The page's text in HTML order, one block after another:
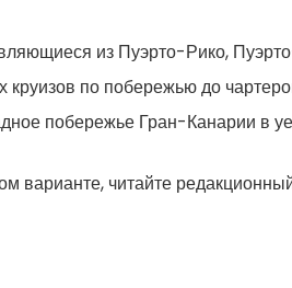
из Пуэрто-Рико,
по побережью до
побережье Гран-Канарии в
варианте, читайте